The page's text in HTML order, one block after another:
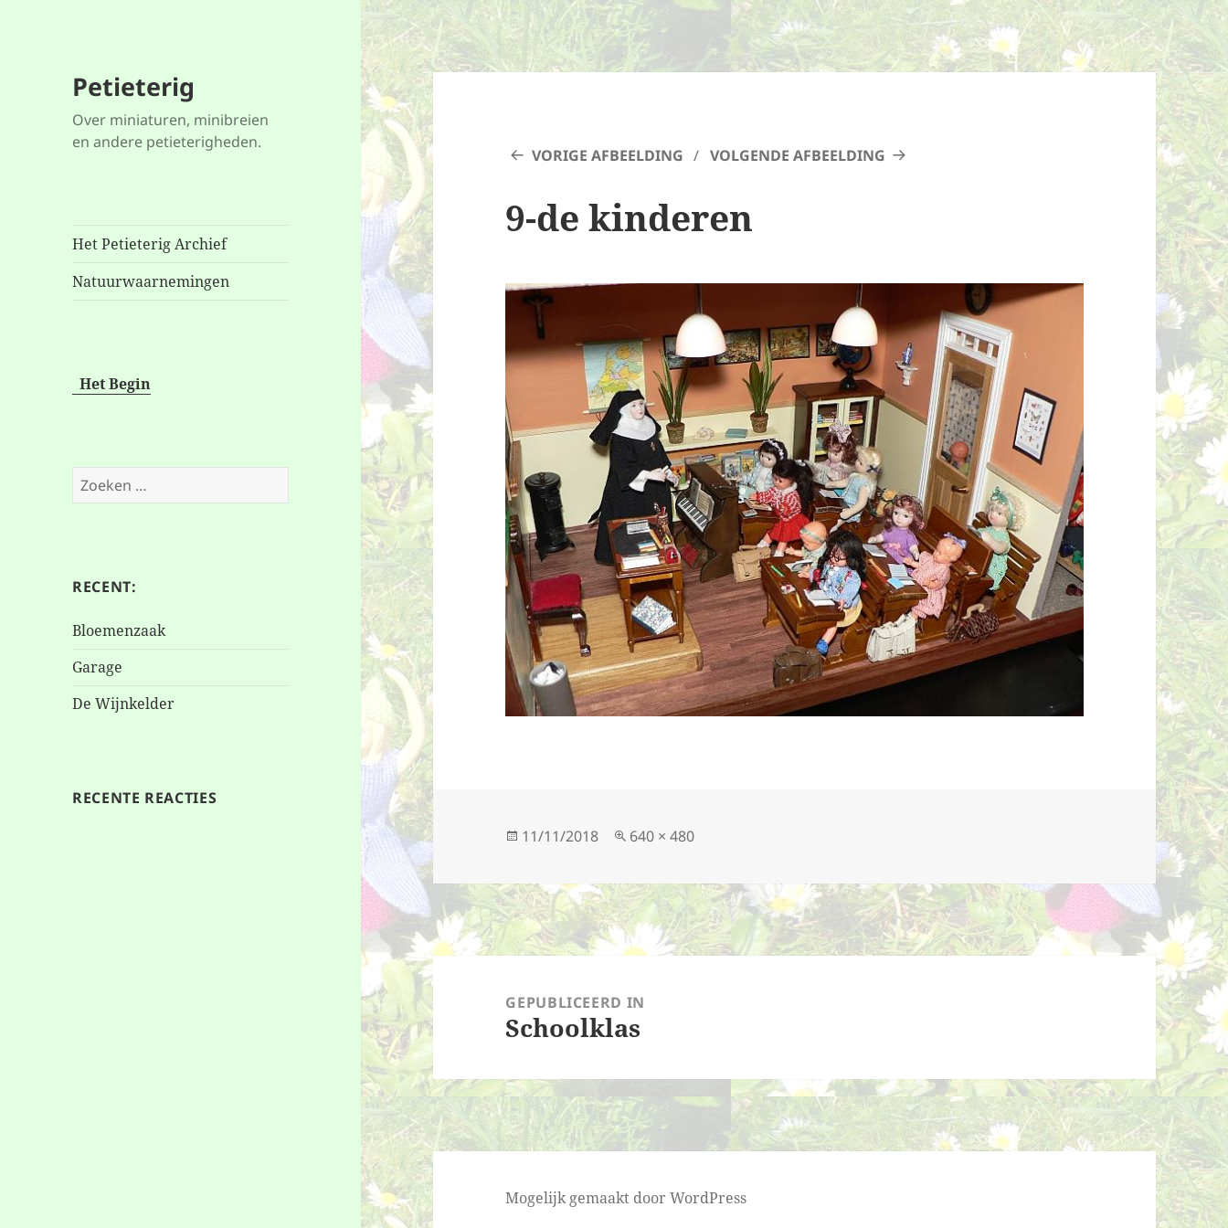
Petieterig
Over miniaturen, minibreien
en andere petieterigheden.
Het Petieterig Archief
Natuurwaarnemingen
Het Begin
Zoeken
naar:
RECENT:
Bloemenzaak
Garage
De Wijnkelder
RECENTE REACTIES
VORIGE AFBEELDING VOLGENDE AFBEELDING
9-de kinderen
Geplaatst
11/11/2018
Volledige
640 × 480
Bericht
navigatieGEPUBLICEERD IN
Schoolklas
Mogelijk gemaakt door WordPress